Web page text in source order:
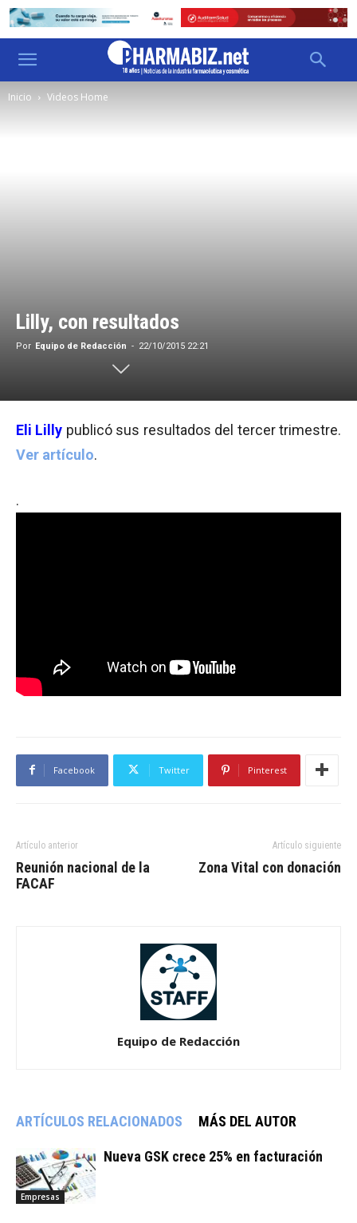
Inicio Videos Home
Lilly, con resultados
Por Equipo de Redacción - 22/10/2015 22:21
Eli Lilly publicó sus resultados del tercer trimestre.
Ver artículo.
.
Facebook Twitter Pinterest
Artículo anterior
Reunión nacional de la
FACAF
Artículo siguiente
Zona Vital con donación
Equipo de Redacción
ARTÍCULOS RELACIONADOS MÁS DEL AUTOR
Empresas
Nueva GSK crece 25% en facturación